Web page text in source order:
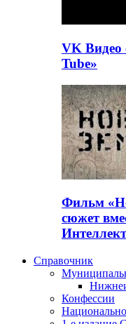
VK Видео
Tube»
Фильм
сюжет
Справочник
Конфессии